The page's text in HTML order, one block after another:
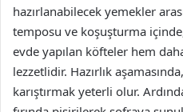
hazırlanabilecek yemekler
temposu ve koşuşturma
evde yapılan köfteler hem
lezzetlidir. Hazırlık
karıştırmak yeterli olur.